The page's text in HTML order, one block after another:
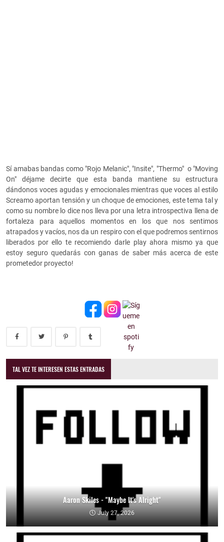
Sí amabas bandas como "Rojo Melanic", "Insite", "Thermo" o "Moving
On" déjame decirte que esta banda mantiene su estructura
dándonos voces agudas y emocionales mientras que voces al estilo
Screamo aportan tensión y un choque de emociones, este tema tal y
como su nombre lo dice nos lleva por una letra introspectiva llena de
fortaleza para aquellos momentos en los que nos sentimos
atrapados y vacíos, nos da un respiro con el que podremos sentirnos
liberados por ello te recomiendo darle play ahora mismo ya que
estoy seguro quedarás con ganas de saber más acerca de este
prometedor proyecto!
TAL VEZ TE INTERESEN ESTAS ENTRADAS
Aaron Skiles - "Maybe It's Alright"
July 27, 2026